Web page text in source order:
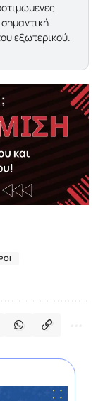
εξωτερικού.